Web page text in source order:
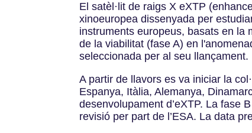
El satèl·lit de raigs X eXTP
xinoeuropea dissenyada per
instruments europeus, basats en la
de la viabilitat (fase A) en
seleccionada per al seu llançament.
A partir de llavors es va iniciar la
Espanya, Itàlia, Alemanya,
desenvolupament d’eXTP. La fase
revisió per part de l’ESA. La data